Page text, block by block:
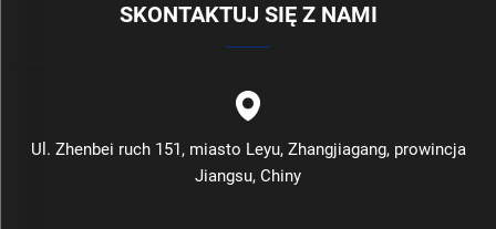
SKONTAKTUJ SIĘ Z NAMI
Ul. Zhenbei ruch 151, miasto Leyu, Zhangjiagang, prowincja
Jiangsu, Chiny